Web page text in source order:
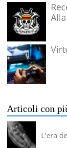
Alla
Articoli con
L’era